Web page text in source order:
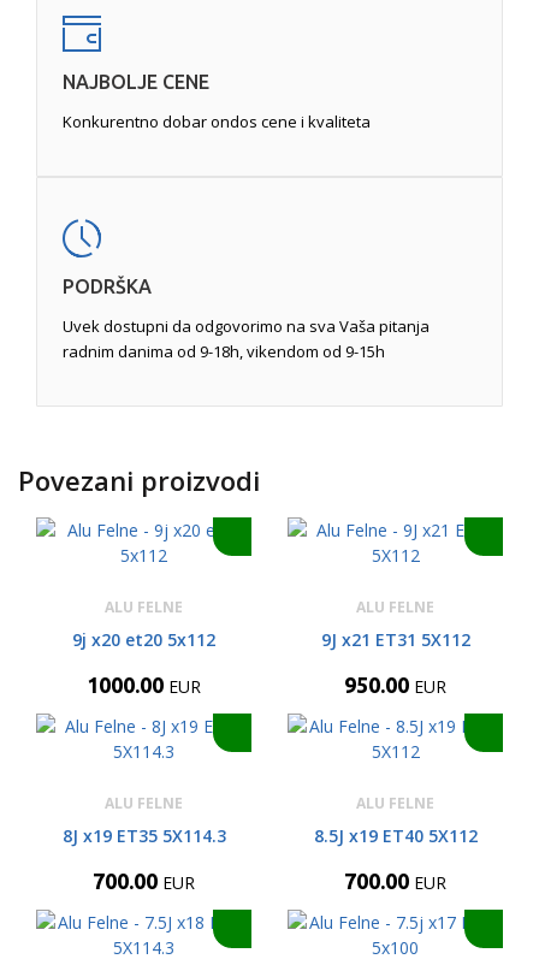
NAJBOLJE CENE
Konkurentno dobar ondos cene i kvaliteta
PODRŠKA
Uvek dostupni da odgovorimo na sva Vaša pitanja
radnim danima od 9-18h, vikendom od 9-15h
Povezani proizvodi
ALU FELNE
9j x20 et20 5x112
1000.00 EUR
ALU FELNE
9J x21 ET31 5X112
950.00 EUR
ALU FELNE
8J x19 ET35 5X114.3
700.00 EUR
ALU FELNE
8.5J x19 ET40 5X112
700.00 EUR